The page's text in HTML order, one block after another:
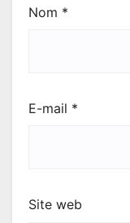
Nom *
E-mail *
Site web